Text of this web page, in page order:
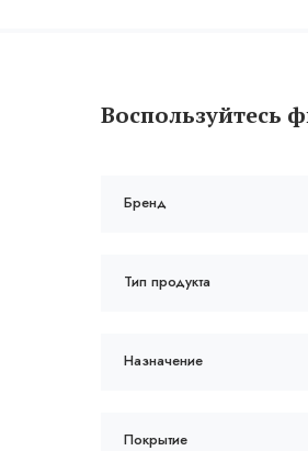
Воспользуйтесь
Бренд
Тип продукта
Назначение
Покрытие